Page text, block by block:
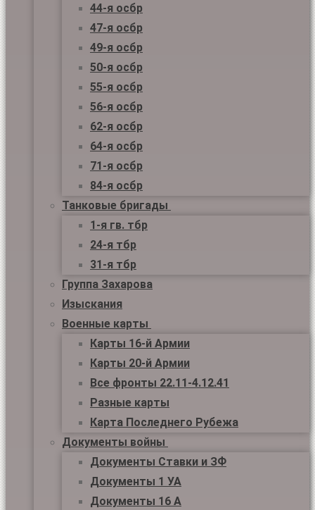
44-я осбр
47-я осбр
49-я осбр
50-я осбр
55-я осбр
56-я осбр
62-я осбр
64-я осбр
71-я осбр
84-я осбр
Танковые бригады
1-я гв. тбр
24-я тбр
31-я тбр
Группа Захарова
Изыскания
Военные карты
Карты 16-й Армии
Карты 20-й Армии
Все фронты 22.11-4.12.41
Разные карты
Карта Последнего Рубежа
Документы войны
Документы Ставки и ЗФ
Документы 1 УА
Документы 16 А